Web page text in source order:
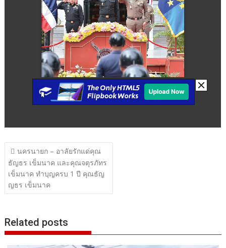
แนะแนว
เรื่อง
นครนายก – อาลัยรักแด่คุณ
ธัญธร เข็มนาค และคุณจตุรภัทร
เข็มนาค ทำบุญครบ 1 ปี คุณธัญ
ญธร เข็มนาค
Related posts